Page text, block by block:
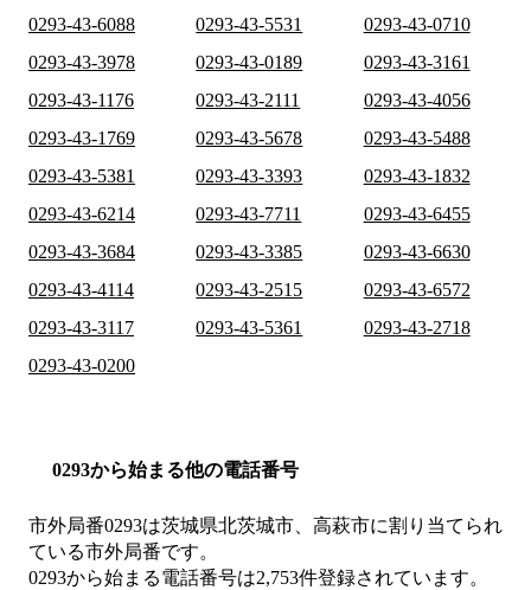
0293-43-6088
0293-43-5531
0293-43-0710
0293-43-3978
0293-43-0189
0293-43-3161
0293-43-1176
0293-43-2111
0293-43-4056
0293-43-1769
0293-43-5678
0293-43-5488
0293-43-5381
0293-43-3393
0293-43-1832
0293-43-6214
0293-43-7711
0293-43-6455
0293-43-3684
0293-43-3385
0293-43-6630
0293-43-4114
0293-43-2515
0293-43-6572
0293-43-3117
0293-43-5361
0293-43-2718
0293-43-0200
0293から始まる他の電話番号
市外局番0293は茨城県北茨城市、高萩市に割り当てられ
ている市外局番です。
0293から始まる電話番号は2,753件登録されています。